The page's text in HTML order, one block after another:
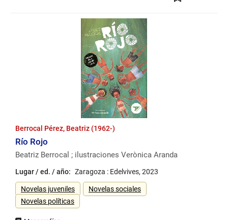
Berrocal Pérez, Beatriz (1962-)
Río Rojo
Beatriz Berrocal ; ilustraciones Verònica Aranda
Lugar / ed. / año: Zaragoza : Edelvives, 2023
Género
Novelas juveniles
Novelas sociales
Novelas políticas